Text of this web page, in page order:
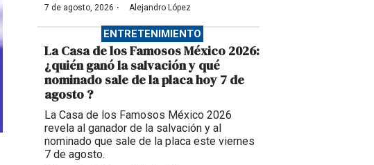
7 de agosto, 2026 · Alejandro López
ENTRETENIMIENTO
La Casa de los Famosos México 2026:
¿quién ganó la salvación y qué
nominado sale de la placa hoy 7 de
agosto ?
La Casa de los Famosos México 2026
revela al ganador de la salvación y al
nominado que sale de la placa este viernes
7 de agosto.